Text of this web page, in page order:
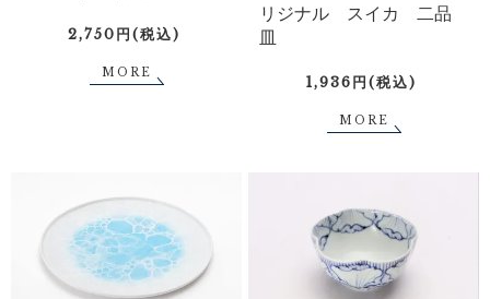
2,750円(税込)
MORE
リジナル スイカ 二品
皿
1,936円(税込)
MORE